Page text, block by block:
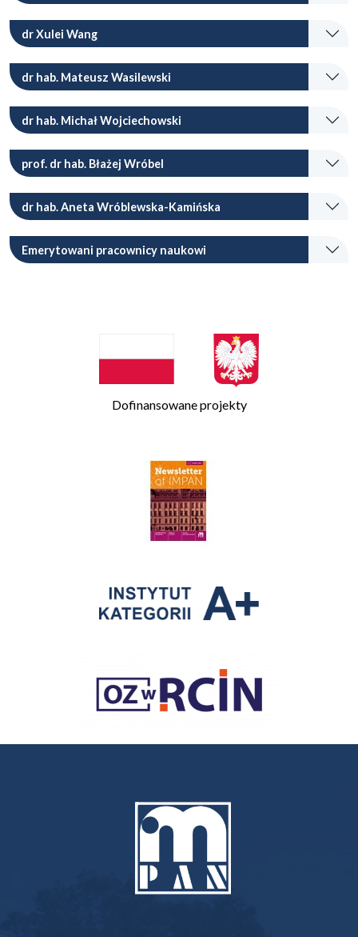
dr Xulei Wang
dr hab. Mateusz Wasilewski
dr hab. Michał Wojciechowski
prof. dr hab. Błażej Wróbel
dr hab. Aneta Wróblewska-Kamińska
Emerytowani pracownicy naukowi
Dofinansowane projekty